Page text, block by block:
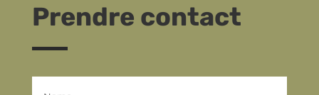
Prendre contact